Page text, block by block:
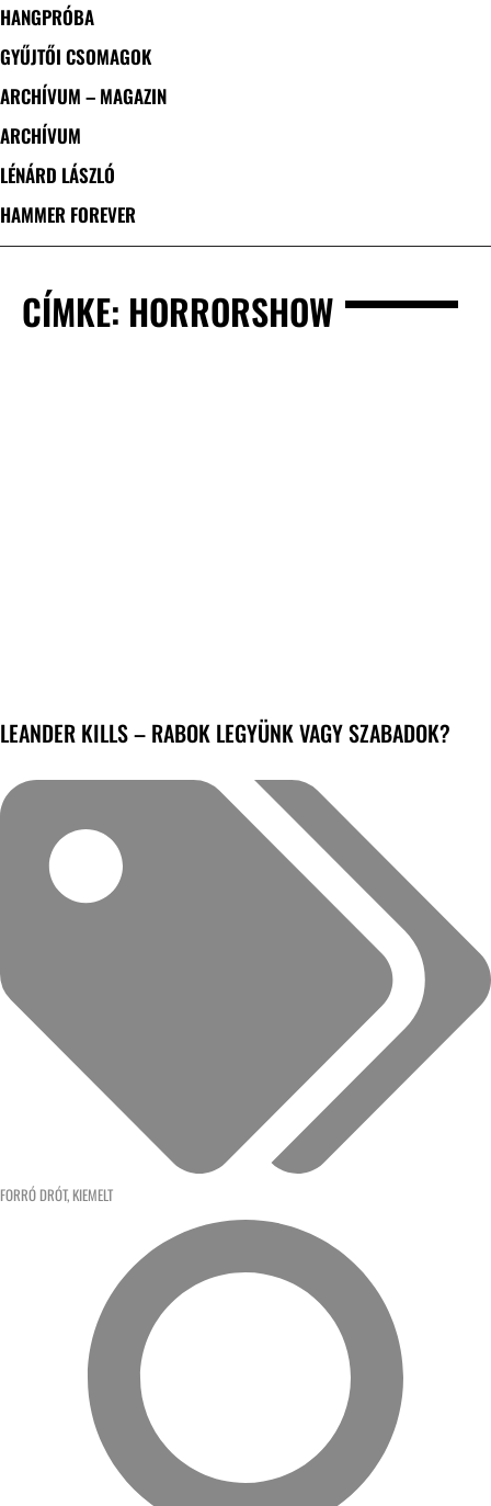
HANGPRÓBA
GYŰJTŐI CSOMAGOK
ARCHÍVUM – MAGAZIN
ARCHÍVUM
LÉNÁRD LÁSZLÓ
HAMMER FOREVER
CÍMKE: HORRORSHOW
LEANDER KILLS – RABOK LEGYÜNK VAGY SZABADOK?
FORRÓ DRÓT, KIEMELT